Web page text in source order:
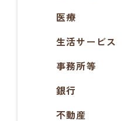
医療
生活サービス
事務所等
銀行
不動産